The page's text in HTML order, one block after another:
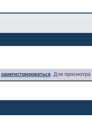
зарегистрироваться. Для